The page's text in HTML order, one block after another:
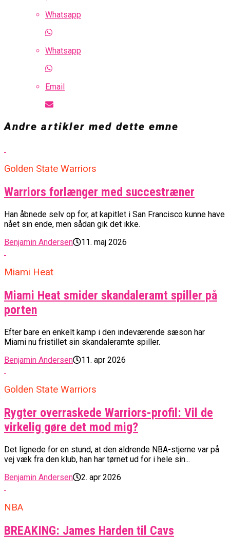
Whatsapp
Whatsapp
Email
Andre artikler med dette emne
Golden State Warriors
Warriors forlænger med succestræner
Han åbnede selv op for, at kapitlet i San Francisco kunne have
nået sin ende, men sådan gik det ikke.
Benjamin Andersen
11. maj 2026
Miami Heat
Miami Heat smider skandaleramt spiller på
porten
Efter bare en enkelt kamp i den indeværende sæson har
Miami nu fristillet sin skandaleramte spiller.
Benjamin Andersen
11. apr 2026
Golden State Warriors
Rygter overraskede Warriors-profil: Vil de
virkelig gøre det mod mig?
Det lignede for en stund, at den aldrende NBA-stjerne var på
vej væk fra den klub, han har tørnet ud for i hele sin...
Benjamin Andersen
2. apr 2026
NBA
BREAKING: James Harden til Cavs